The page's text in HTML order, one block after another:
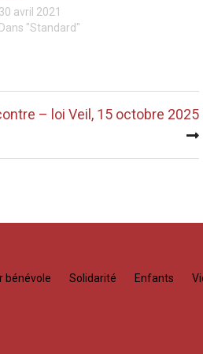
30 avril 2021
Dans "Standard"
– loi Veil, 15 octobre 2025
bénévole Solidarité Enfants